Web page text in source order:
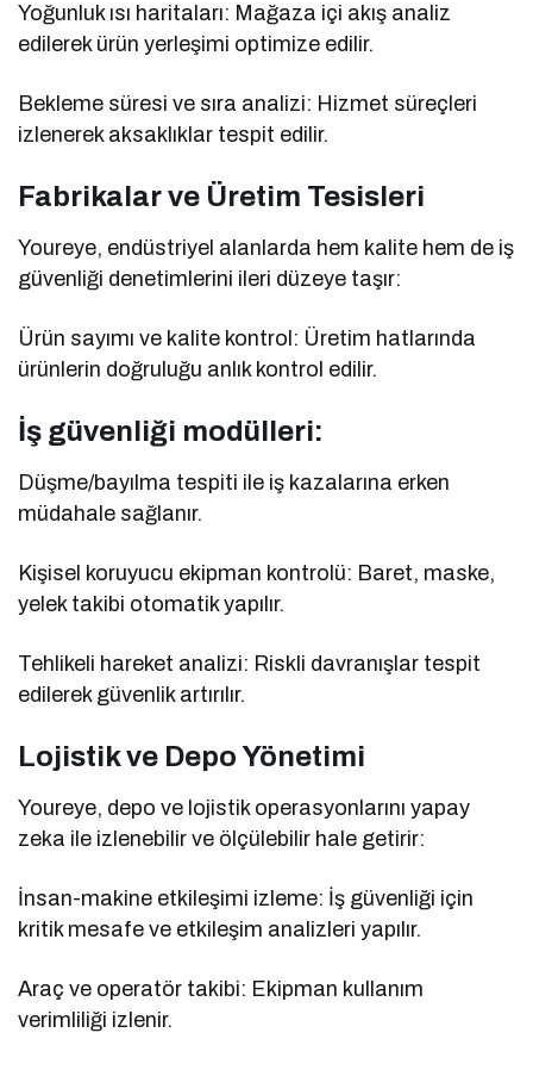
Yoğunluk ısı haritaları: Mağaza içi akış analiz
edilerek ürün yerleşimi optimize edilir.
Bekleme süresi ve sıra analizi: Hizmet süreçleri
izlenerek aksaklıklar tespit edilir.
Fabrikalar ve Üretim Tesisleri
Youreye, endüstriyel alanlarda hem kalite hem de iş
güvenliği denetimlerini ileri düzeye taşır:
Ürün sayımı ve kalite kontrol: Üretim hatlarında
ürünlerin doğruluğu anlık kontrol edilir.
İş güvenliği modülleri:
Düşme/bayılma tespiti ile iş kazalarına erken
müdahale sağlanır.
Kişisel koruyucu ekipman kontrolü: Baret, maske,
yelek takibi otomatik yapılır.
Tehlikeli hareket analizi: Riskli davranışlar tespit
edilerek güvenlik artırılır.
Lojistik ve Depo Yönetimi
Youreye, depo ve lojistik operasyonlarını yapay
zeka ile izlenebilir ve ölçülebilir hale getirir:
İnsan-makine etkileşimi izleme: İş güvenliği için
kritik mesafe ve etkileşim analizleri yapılır.
Araç ve operatör takibi: Ekipman kullanım
verimliliği izlenir.